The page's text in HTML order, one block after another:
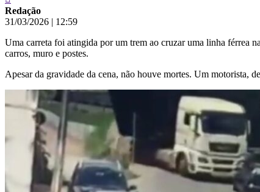
Redação
31/03/2026 | 12:59
Uma carreta foi atingida por um trem ao cruzar uma linha férrea
carros, muro e postes.
Apesar da gravidade da cena, não houve mortes. Um motorista,